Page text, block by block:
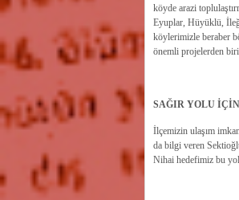
köyde arazi
Eyuplar, Hüyüklü,
köylerimizle beraber
önemli projelerden
SAĞIR YOLU
İlçemizin ulaşım
da bilgi veren
Nihai hedefimiz bu